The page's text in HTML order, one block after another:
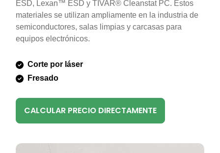
ESD, Lexan™ ESD y TIVAR® Cleanstat PC. Estos
materiales se utilizan ampliamente en la industria de
semiconductores, salas limpias y carcasas para
equipos electrónicos.
Corte por láser
Fresado
CALCULAR PRECIO DIRECTAMENTE